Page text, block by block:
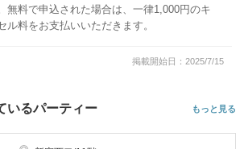
無料で申込された場合は、一律1,000円のキ
ル料をお支払いいただきます。
掲載開始日：2025/7/15
いるパーティー もっと見る